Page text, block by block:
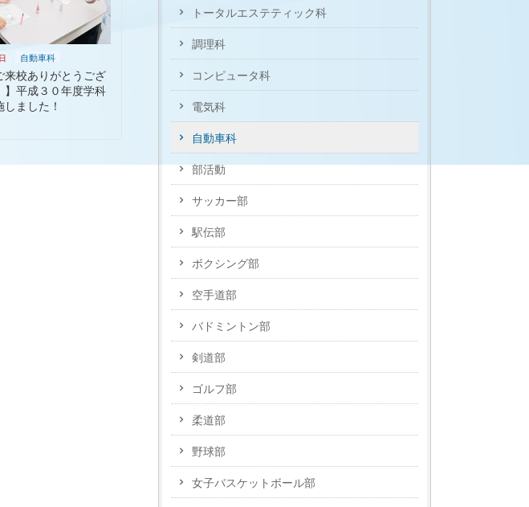
自動車科
来校ありがとうござ
】平成３０年度学科
ました！
トータルエステティック科
調理科
コンピュータ科
電気科
自動車科
部活動
サッカー部
駅伝部
ボクシング部
空手道部
バドミントン部
剣道部
ゴルフ部
柔道部
野球部
女子バスケットボール部